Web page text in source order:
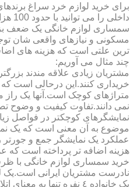
برای خرید لوازم خرد سراغ
سمساری لوازم خانگی یک ضعف
مسکونی و نیازهای واقعی شان
ترین علتی است که هزینه های
چند مثال می آوریم:
مشتریان زیادی علاقه مندند
خریداری کنند.این درحالی است که
متراژهای کوچک است.آنها یک راز
نمی دانند.تفاوت کیفیت و وضوح
نمایشگرهای کوچکتر در فواصل
موضوع به آن معنی است که یک
عملکرد یک نمایشگر جمع و جورتر
هزینه اضافه تر پرداخته است که
خرید سمساری لوازم خانگی با
یک خانواده ٤ نفره تنها به